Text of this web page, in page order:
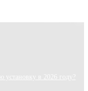
в 2026 году?